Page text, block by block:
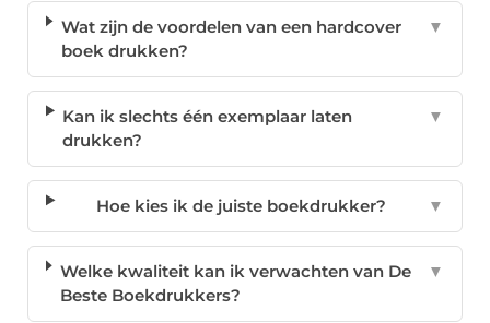
Wat zijn de voordelen van een hardcover
boek drukken?
▼
Kan ik slechts één exemplaar laten
drukken?
▼
Hoe kies ik de juiste boekdrukker? ▼
Welke kwaliteit kan ik verwachten van De
Beste Boekdrukkers?
▼